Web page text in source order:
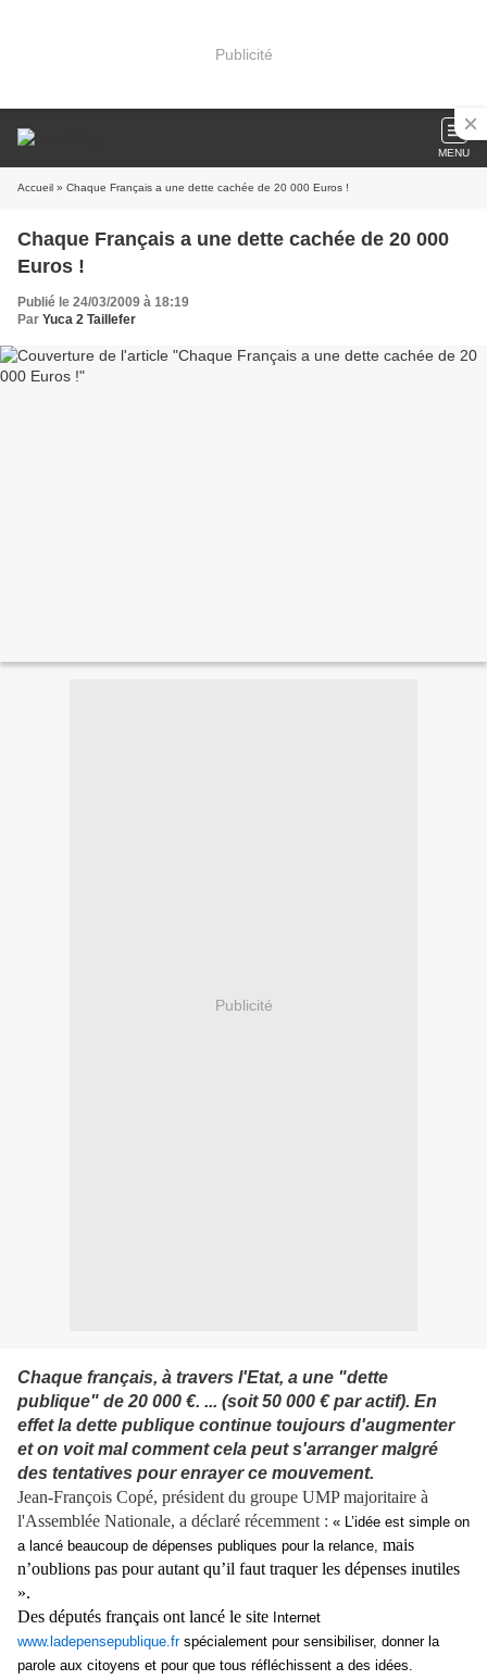
Publicité
MENU
Accueil » Chaque Français a une dette cachée de 20 000 Euros !
Chaque Français a une dette cachée de 20 000
Euros !
Publié le 24/03/2009 à 18:19
Par Yuca 2 Taillefer
Publicité
Chaque français, à travers l'Etat, a une "dette
publique" de 20 000 €. ... (soit 50 000 € par actif). En
effet la dette publique continue toujours d'augmenter
et on voit mal comment cela peut s'arranger malgré
des tentatives pour enrayer ce mouvement.
Jean-François Copé, président du groupe UMP majoritaire à
l'Assemblée Nationale, a déclaré récemment : « L’idée est simple on
a lancé beaucoup de dépenses publiques pour la relance, mais
n’oublions pas pour autant qu’il faut traquer les dépenses inutiles
».
Des députés français ont lancé le site Internet
www.ladepensepublique.frspécialement pour sensibiliser, donner la
parole aux citoyens et pour que tous réfléchissent a des idées.